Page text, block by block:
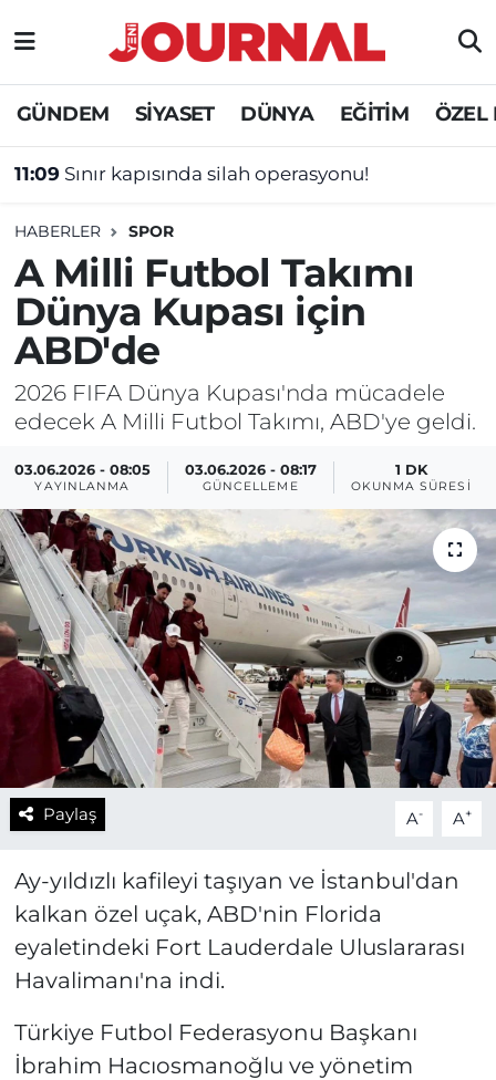
GÜNDEM SİYASET DÜNYA EĞİTİM ÖZEL
11:09 Sınır kapısında silah operasyonu!
HABERLER SPOR
A Milli Futbol Takımı
Dünya Kupası için
ABD'de
2026 FIFA Dünya Kupası'nda mücadele
edecek A Milli Futbol Takımı, ABD'ye geldi.
03.06.2026 - 08:05
YAYINLANMA
03.06.2026 - 08:17
GÜNCELLEME
1 DK
OKUNMA SÜRESI
Paylaş A- A+
Ay-yıldızlı kafileyi taşıyan ve İstanbul'dan
kalkan özel uçak, ABD'nin Florida
eyaletindeki Fort Lauderdale Uluslararası
Havalimanı'na indi.
Türkiye Futbol Federasyonu Başkanı
İbrahim Hacıosmanoğlu ve yönetim
GÜNDEM
SİYASET
DÜNYA
EĞİTİM
ÖZEL HABER
Nöbetçi Eczaneler
Hava Durumu
Süper Lig Puan Durumu ve Fikstür
Tüm Manşetler
Son Dakika Haberleri
Haber Arşivi